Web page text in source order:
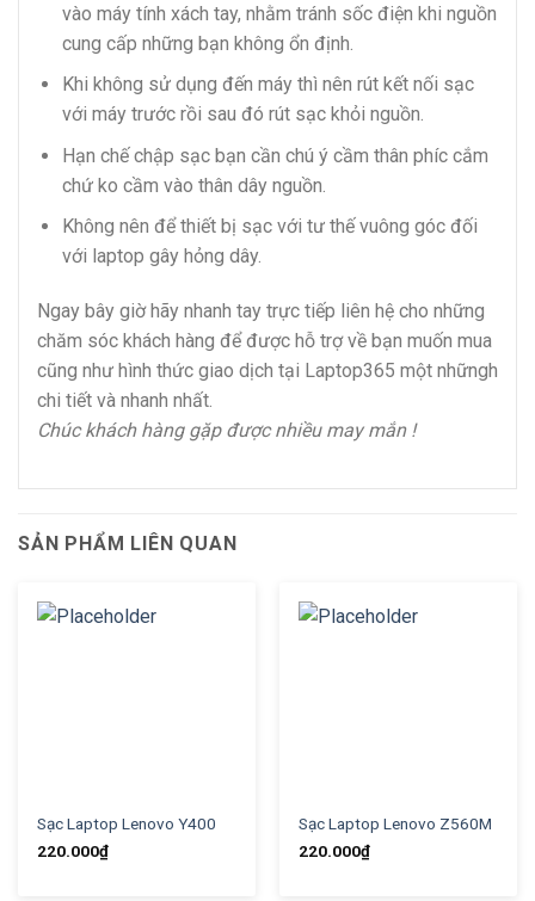
vào máy tính xách tay, nhằm tránh sốc điện khi nguồn
cung cấp những bạn không ổn định.
Khi không sử dụng đến máy thì nên rút kết nối sạc
với máy trước rồi sau đó rút sạc khỏi nguồn.
Hạn chế chập sạc bạn cần chú ý cầm thân phíc cắm
chứ ko cầm vào thân dây nguồn.
Không nên để thiết bị sạc với tư thế vuông góc đối
với laptop gây hỏng dây.
Ngay bây giờ hãy nhanh tay trực tiếp liên hệ cho những
chăm sóc khách hàng để được hỗ trợ về bạn muốn mua
cũng như hình thức giao dịch tại Laptop365 một nhữngh
chi tiết và nhanh nhất.
Chúc khách hàng gặp được nhiều may mắn !
SẢN PHẨM LIÊN QUAN
Sạc Laptop Lenovo Y400
220.000₫
Sạc Laptop Lenovo Z560M
220.000₫